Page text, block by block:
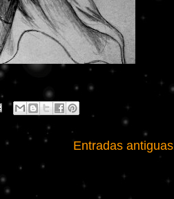
Entradas antiguas